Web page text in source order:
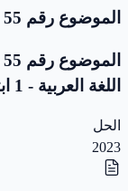
الموضوع رقم 55
اللغة العربية - 1 ابتدائي
الحل
2023